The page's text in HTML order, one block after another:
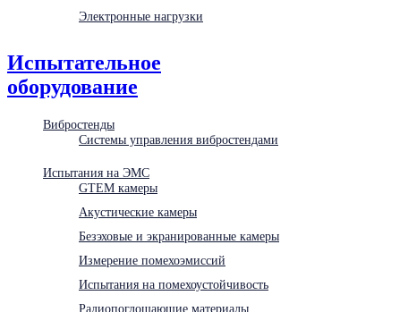
Электронные нагрузки
Испытательное
оборудование
Вибростенды
Системы управления вибростендами
Испытания на ЭМС
GTEM камеры
Акустические камеры
Безэховые и экранированные камеры
Измерение помехоэмиссий
Испытания на помехоустойчивость
Радиопоглощающие материалы